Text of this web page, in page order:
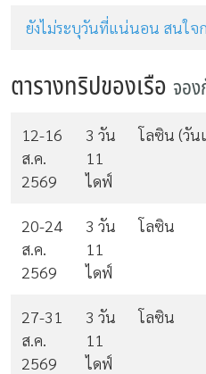
ยังไม่ระบุวันที่แน่นอน สนใ
ตารางทริปของเรือ จอง
12-16
ส.ค.
2569
3 วัน
11
ไดฟ์
โลซิน (วัน
20-24
ส.ค.
2569
3 วัน
11
ไดฟ์
โลซิน
27-31
ส.ค.
2569
3 วัน
11
ไดฟ์
โลซิน